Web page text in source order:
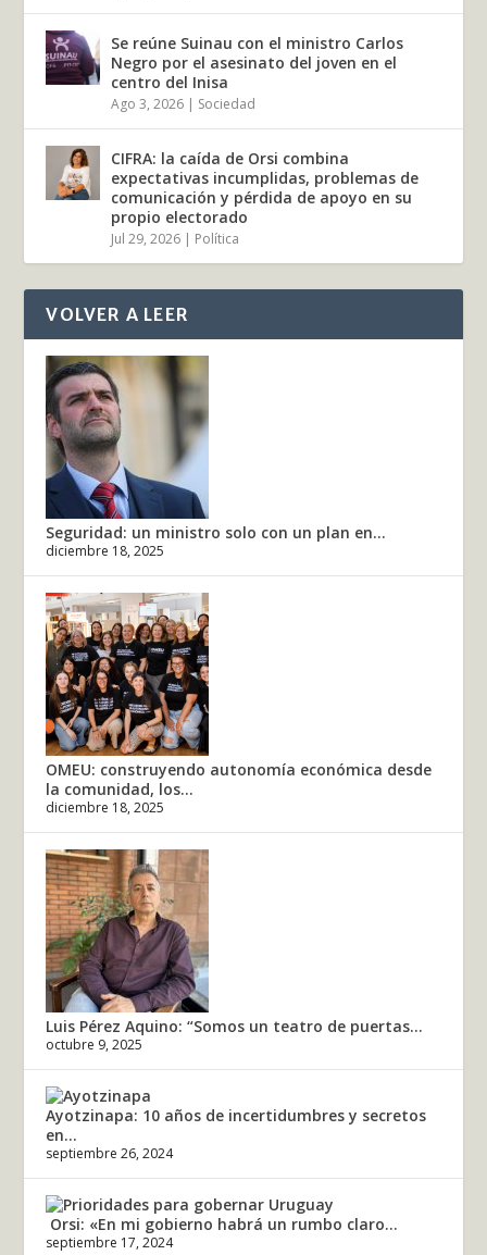
Se reúne Suinau con el ministro Carlos
Negro por el asesinato del joven en el
centro del Inisa
Ago 3, 2026 | Sociedad
CIFRA: la caída de Orsi combina
expectativas incumplidas, problemas de
comunicación y pérdida de apoyo en su
propio electorado
Jul 29, 2026 | Política
VOLVER A LEER
Seguridad: un ministro solo con un plan en...
diciembre 18, 2025
OMEU: construyendo autonomía económica desde
la comunidad, los...
diciembre 18, 2025
Luis Pérez Aquino: “Somos un teatro de puertas...
octubre 9, 2025
Ayotzinapa: 10 años de incertidumbres y secretos
en...
septiembre 26, 2024
Orsi: «En mi gobierno habrá un rumbo claro...
septiembre 17, 2024